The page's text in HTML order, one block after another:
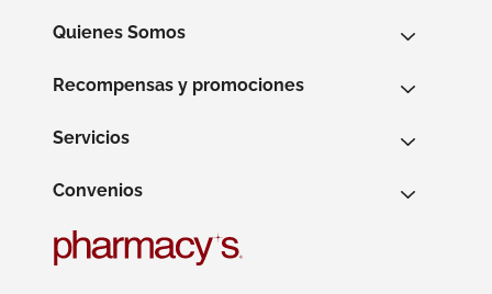
Quienes Somos
Recompensas y promociones
Servicios
Convenios